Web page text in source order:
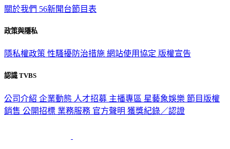
關於我們 56新聞台節目表
政策與隱私
隱私權政策 性騷擾防治措施 網站使用協定 版權宣告
認識 TVBS
公司介紹 企業動態 人才招募 主播專區 星藝象娛樂 節目版權
銷售 公開招標 業務服務 官方聲明 獲獎紀錄／認證